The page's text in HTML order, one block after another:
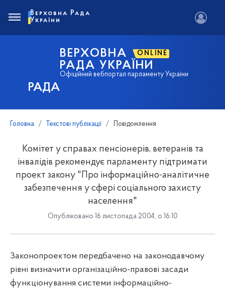
РАДА
ВЕРХОВНА ONLINE
РАДА УКРАЇНИ
Офіційний вебпортал парламенту України
Верховна Рада
України
Головна Текстові публікації Повідомлення
Комітет у справах пенсіонерів, ветеранів та
інвалідів рекомендує парламенту підтримати
проект закону "Про інформаційно-аналітичне
забезпечення у сфері соціального захисту
населення"
Опубліковано 16 листопада 2004, о 16:10
Законопроектом передбачено на законодавчому
рівні визначити організаційно-правові засади
функціонування системи інформаційно-